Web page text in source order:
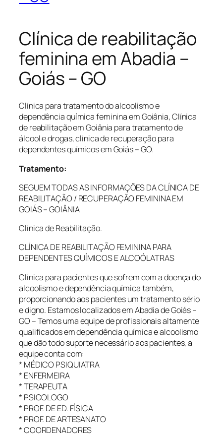
Clínica de reabilitação
feminina em Abadia –
Goiás – GO
Clínica para tratamento do alcoolismo e
dependência química feminina em Goiânia, Clínica
de reabilitação em Goiânia para tratamento de
álcool e drogas, clínica de recuperação para
dependentes químicos em Goiás – GO.
Tratamento:
SEGUEM TODAS AS INFORMAÇÕES DA CLÍNICA DE
REABILITAÇÃO / RECUPERAÇÃO FEMININA EM
GOIÁS – GOIÂNIA
Clínica de Reabilitação.
CLÍNICA DE REABILITAÇÃO FEMININA PARA
DEPENDENTES QUÍMICOS E ALCOÓLATRAS
Clínica para pacientes que sofrem com a doença do
alcoolismo e dependência química também,
proporcionando aos pacientes um tratamento sério
e digno. Estamos localizados em Abadia de Goiás –
GO – Temos uma equipe de profissionais altamente
qualificados em dependência química e alcoolismo
que dão todo suporte necessário aos pacientes, a
equipe conta com:
* MÉDICO PSIQUIATRA
* ENFERMEIRA
* TERAPEUTA
* PSICOLOGO
* PROF. DE ED. FÍSICA
* PROF. DE ARTESANATO
* COORDENADORES